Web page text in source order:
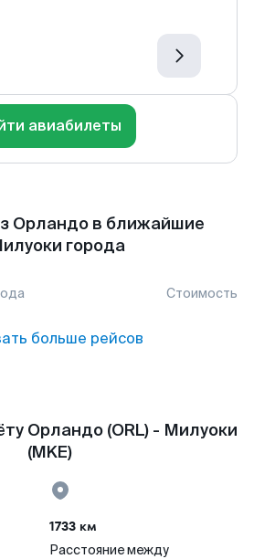
авиабилеты
Орландо в ближайшие
города
Стоимость
больше рейсов
Орландо (ORL) - Милуоки
(MKE)
1733 км
Расстояние между